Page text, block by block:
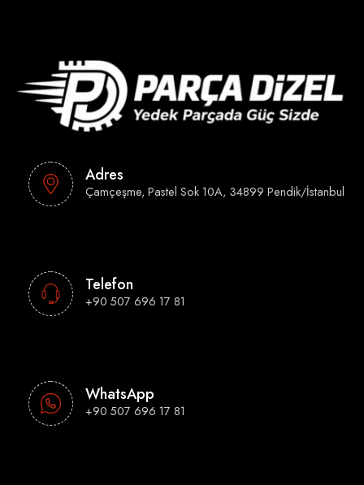
Adres
Çamçeşme, Pastel Sok 10A, 34899 Pendik/İstanbul
Telefon
+90 507 696 17 81
WhatsApp
+90 507 696 17 81